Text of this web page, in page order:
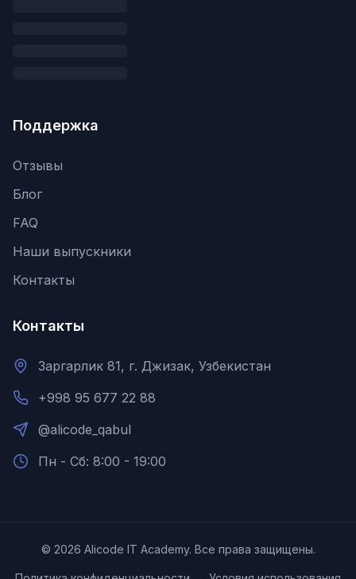
Поддержка
Отзывы
Блог
FAQ
Наши выпускники
Контакты
Контакты
Заргарлик 81, г. Джизак, Узбекистан
+998 95 677 22 88
@alicode_qabul
Пн - Сб: 8:00 - 19:00
© 2026 Alicode IT Academy. Все права защищены.